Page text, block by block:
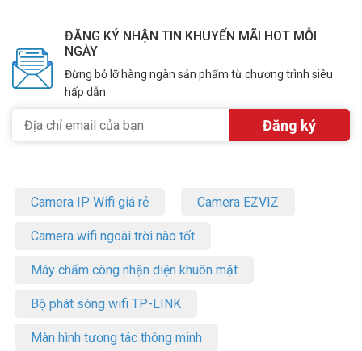
ĐĂNG KÝ NHẬN TIN KHUYẾN MÃI HOT MỖI
NGÀY
Đừng bỏ lỡ hàng ngàn sản phẩm từ chương trình siêu
hấp dẫn
Camera IP Wifi giá rẻ Camera EZVIZ
Camera wifi ngoài trời nào tốt
Máy chấm công nhận diện khuôn mặt
Bộ phát sóng wifi TP-LINK
Màn hình tương tác thông minh